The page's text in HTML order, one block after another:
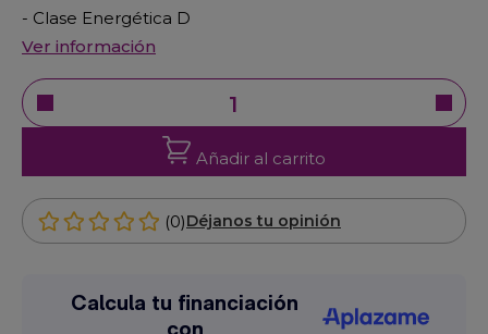
- Clase Energética D
Ver información
Añadir al carrito
(0)Déjanos tu opinión